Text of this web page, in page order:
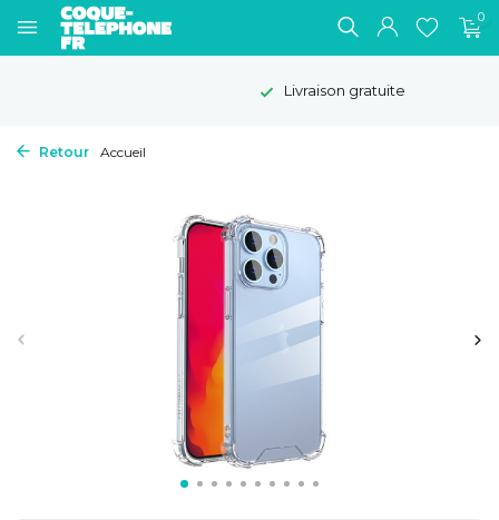
0
Livraison gratuite
Retour Accueil